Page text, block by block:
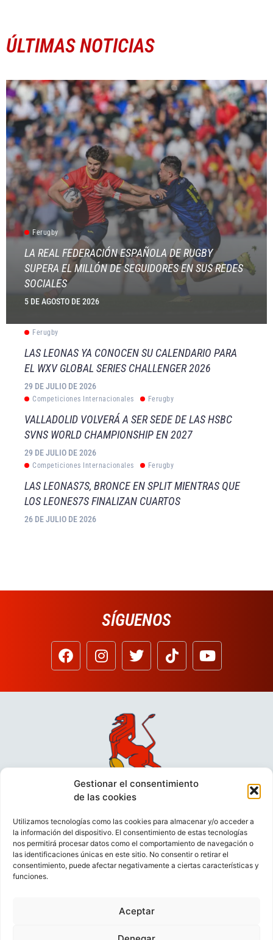
Gestionar el consentimiento
de las cookies
Utilizamos tecnologías como las cookies para almacenar y/o acceder a
la información del dispositivo. El consentimiento de estas tecnologías
nos permitirá procesar datos como el comportamiento de navegación o
las identificaciones únicas en este sitio. No consentir o retirar el
consentimiento, puede afectar negativamente a ciertas características y
funciones.
Aceptar
ÚLTIMAS NOTICIAS
Ferugby
LA REAL FEDERACIÓN ESPAÑOLA DE RUGBY
SUPERA EL MILLÓN DE SEGUIDORES EN SUS REDES
SOCIALES
5 DE AGOSTO DE 2026
Ferugby
LAS LEONAS YA CONOCEN SU CALENDARIO PARA
EL WXV GLOBAL SERIES CHALLENGER 2026
29 DE JULIO DE 2026
Competiciones Internacionales Ferugby
VALLADOLID VOLVERÁ A SER SEDE DE LAS HSBC
SVNS WORLD CHAMPIONSHIP EN 2027
29 DE JULIO DE 2026
Competiciones Internacionales Ferugby
LAS LEONAS7S, BRONCE EN SPLIT MIENTRAS QUE
LOS LEONES7S FINALIZAN CUARTOS
26 DE JULIO DE 2026
SÍGUENOS
VIDEOCONFERENCIAS
POLÍTICA DE PRIVACIDAD